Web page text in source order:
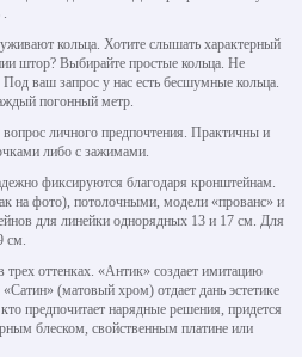
.
кольца. Хотите слышать характерный
штор? Выбирайте простые кольца. Не
ваш запрос у нас есть бесшумные кольца.
погонный метр.
личного предпочтения. Практичны и
либо с зажимами.
фиксируются благодаря кронштейнам.
на фото), потолочными, модели «прованс» и
для линейки однорядных 13 и 17 см. Для
см.
трех оттенках. «Антик» создает имитацию
(матовый хром) отдает дань эстетике
предпочитает нарядные решения, придется
блеском, свойственным платине или